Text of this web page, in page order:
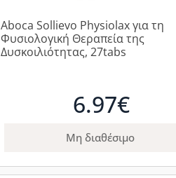
Aboca Sollievo Physiolax για τη
Φυσιολογική Θεραπεία της
Δυσκοιλιότητας, 27tabs
6.97€
Μη διαθέσιμο